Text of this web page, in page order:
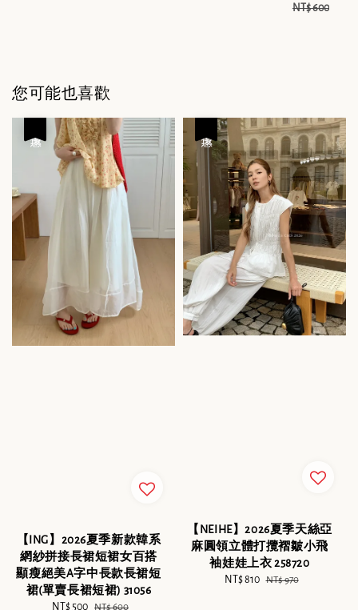
NT$ 600
您可能也喜歡
【ING】2026夏季新款韓系
網紗拼接長裙短裙女百搭
顯瘦絕美A字中長款長裙短
裙(單賣長裙短裙) 31056
Sale
NT$ 500 Regular
NT$ 600
【NEIHE】2026夏季天絲亞
麻圓領立體打攬褶皺小飛
袖娃娃上衣 258720
Sale
NT$ 810 Regular
NT$ 970